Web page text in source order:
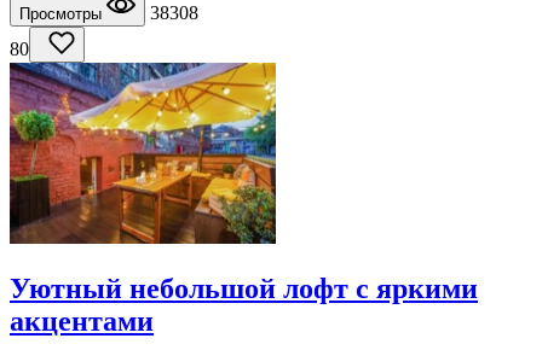
Просмотры
38308
80
Уютный небольшой лофт с яркими
акцентами